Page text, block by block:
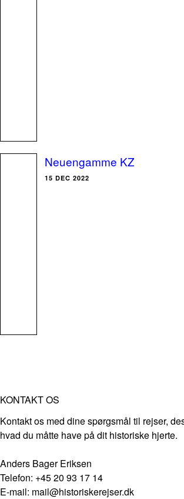
Neuengamme KZ
15 DEC 2022
KONTAKT OS
Kontakt os med dine spørgsmål til rejser,
hvad du måtte have på dit historiske hjerte.
Anders Bager Eriksen
Telefon: +45 20 93 17 14
E-mail: mail@historiskerejser.dk